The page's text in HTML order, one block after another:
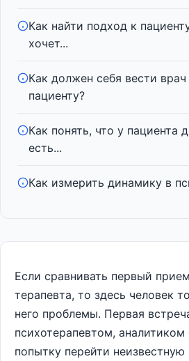
Как найти подход к
хочет...
Как должен себя вести
пациенту?
Как понять, что у пациента
есть...
Как измерить динамику в
Если сравнивать первый
терапевта, то здесь человек
него проблемы. Первая
психотерапевтом,
попытку перейти